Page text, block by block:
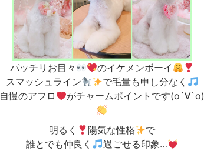
パッチリお目々
のイケメンボーイ
スマッシュライン
で毛量も申し分なく
自慢のアフロ
がチャームポイントです(о´∀`о)
明るく 陽気な性格
で
誰とでも仲良く
過ごせる印象…